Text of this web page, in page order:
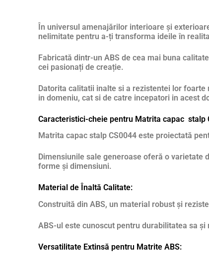
În universul amenajărilor interioare și
nelimitate pentru a-ți transforma ideile în
Fabricată dintr-un ABS de cea mai buna
cei pasionați de creație.
Datorita calitatii inalte si a rezistentei lor
in domeniu, cat si de catre incepatori in acest
Caracteristici-cheie pentru Matrita capac stalp
Matrita capac stalp CS0044 este proiectată
Dimensiunile sale generoase oferă o
forme și dimensiuni.
Material de Înaltă Calitate:
Construită din ABS, un material robust și
ABS-ul este cunoscut pentru durabilitatea sa
Versatilitate Extinsă pentru Matrite ABS: